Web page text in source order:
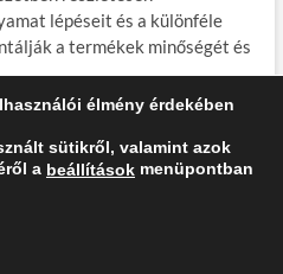
lépéseit és a különféle
a termékek minőségét és
készült, emberi ellenőrzéssel.
jellegűek, nem minősülnek szakmai
gyártók hivatalos dokumentációját.
élmény érdekében
sütikről, valamint azok
a beállítások menüpontban